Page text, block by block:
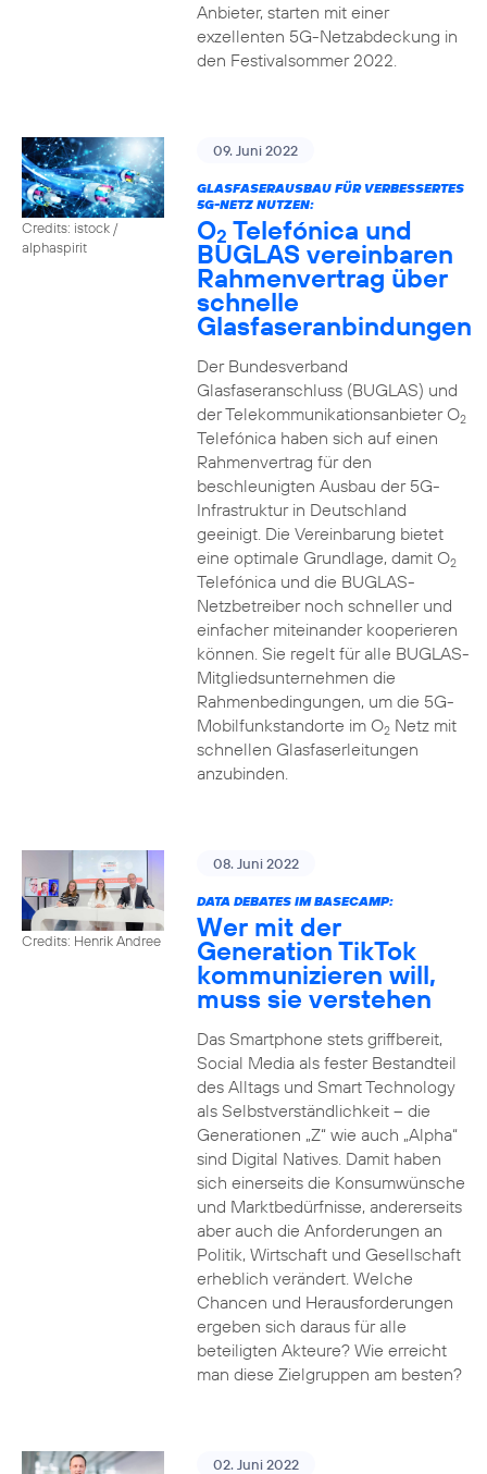
Anbieter, starten mit einer
exzellenten 5G-Netzabdeckung in
den Festivalsommer 2022.
Credits: istock /
alphaspirit
09. Juni 2022
GLASFASERAUSBAU FÜR VERBESSERTES
5G-NETZ NUTZEN:
O2 Telefónica und
BUGLAS vereinbaren
Rahmenvertrag über
schnelle
Glasfaseranbindungen
Der Bundesverband
Glasfaseranschluss (BUGLAS) und
der Telekommunikationsanbieter O2
Telefónica haben sich auf einen
Rahmenvertrag für den
beschleunigten Ausbau der 5G-
Infrastruktur in Deutschland
geeinigt. Die Vereinbarung bietet
eine optimale Grundlage, damit O2
Telefónica und die BUGLAS-
Netzbetreiber noch schneller und
einfacher miteinander kooperieren
können. Sie regelt für alle BUGLAS-
Mitgliedsunternehmen die
Rahmenbedingungen, um die 5G-
Mobilfunkstandorte im O2Netz mit
schnellen Glasfaserleitungen
anzubinden.
Credits: Henrik Andree
08. Juni 2022
DATA DEBATES IM BASECAMP:
Wer mit der
Generation TikTok
kommunizieren will,
muss sie verstehen
Das Smartphone stets griffbereit,
Social Media als fester Bestandteil
des Alltags und Smart Technology
als Selbstverständlichkeit – die
Generationen „Z“ wie auch „Alpha“
sind Digital Natives. Damit haben
sich einerseits die Konsumwünsche
und Marktbedürfnisse, andererseits
aber auch die Anforderungen an
Politik, Wirtschaft und Gesellschaft
erheblich verändert. Welche
Chancen und Herausforderungen
ergeben sich daraus für alle
beteiligten Akteure? Wie erreicht
man diese Zielgruppen am besten?
02. Juni 2022